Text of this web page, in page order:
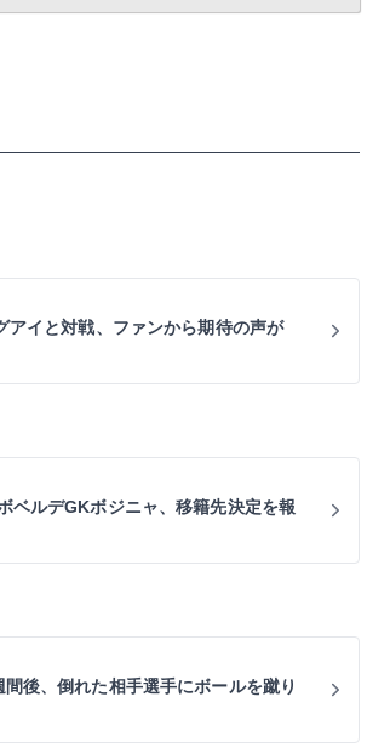
アイと対戦、ファンから期待の声が
ベルデGKボジニャ、移籍先決定を報
後、倒れた相手選手にボールを蹴り